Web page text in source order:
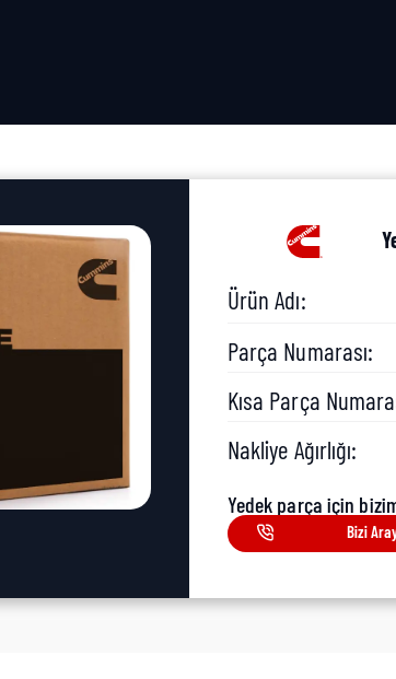
Ürün Adı:
Parça Numarası:
Kısa Parça
Nakliye Ağırlığı:
Yedek parça için
Bizi